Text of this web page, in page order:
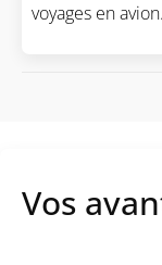
voyages en avion.
Vos